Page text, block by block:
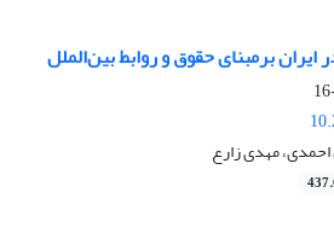
برمبنای حقوق و روابط بین‌الملل
مهدی زارع